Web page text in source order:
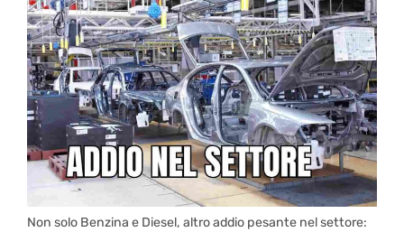
Non solo Benzina e Diesel, altro addio pesante nel settore: